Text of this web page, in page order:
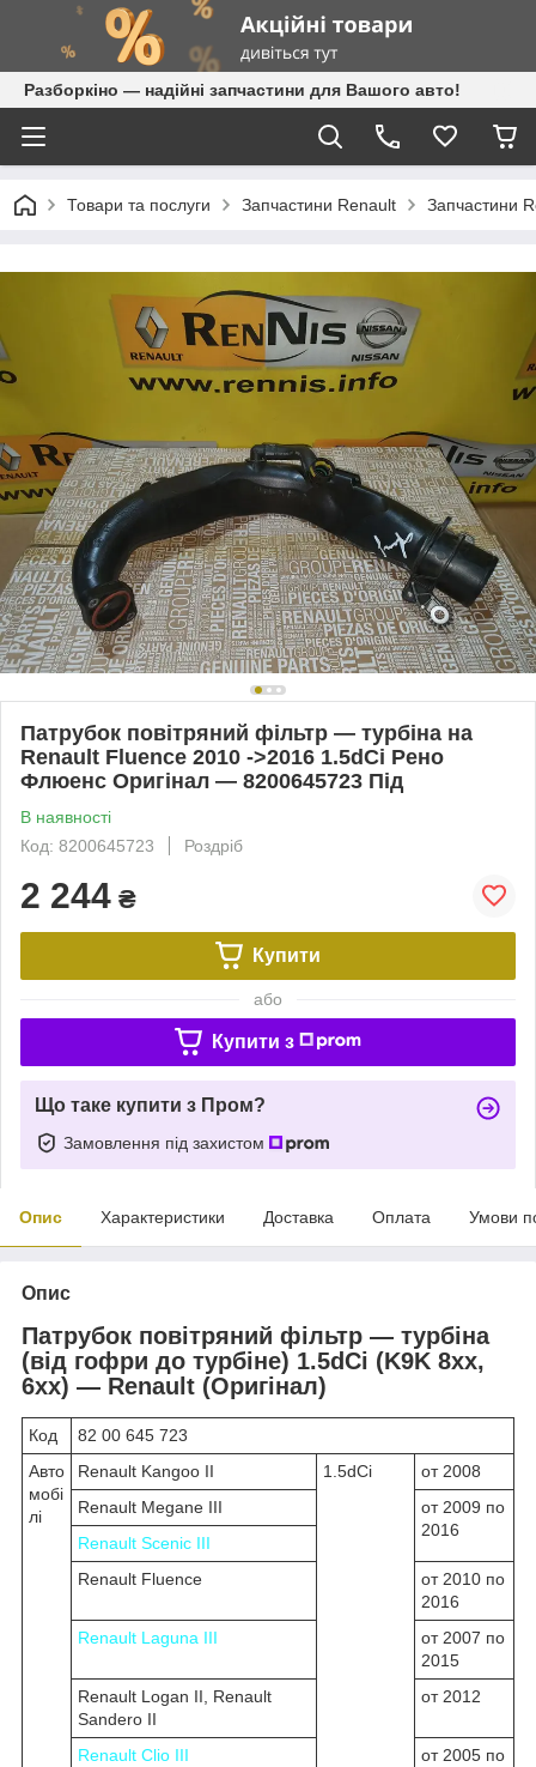
Разборкіно — надійні запчастини для Вашого авто!
Товари та послуги Запчастини Renault Запчастини
Патрубок повітряний фільтр — турбіна на
Renault Fluence 2010 ->2016 1.5dCi Рено
Флюенс Оригінал — 8200645723 Під
В наявності
Код: 8200645723
Роздріб
2 244 ₴
Купити
або
Купити з
Що таке купити з Пром?
Замовлення під захистом
Опис Характеристики Доставка Оплата Умови
Опис
Патрубок повітряний фільтр — турбіна
(від гофри до турбіне) 1.5dCi (K9K 8xx,
6xx) — Renault (Оригінал)
Код
82 00 645 723
Авто
мобі
лі
Renault Kangoo II 1.5dCi
от 2008
Renault Megane III
от 2009 по
2016
Renault Scenic III
Renault Fluence
от 2010 по
2016
Renault Laguna III
от 2007 по
2015
Renault Logan II, Renault
Sandero II
от 2012
Renault Clio III
от 2005 по